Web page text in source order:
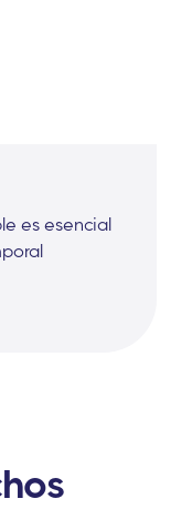
es esencial